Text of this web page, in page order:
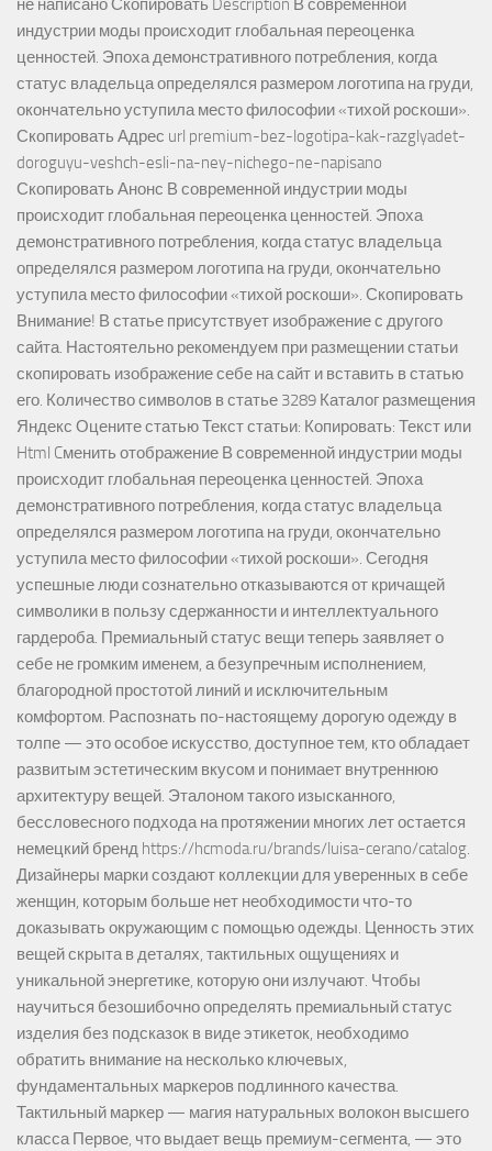
не написано Скопировать Description В современной
индустрии моды происходит глобальная переоценка
ценностей. Эпоха демонстративного потребления, когда
статус владельца определялся размером логотипа на груди,
окончательно уступила место философии «тихой роскоши».
Скопировать Адрес url premium-bez-logotipa-kak-razglyadet-
doroguyu-veshch-esli-na-ney-nichego-ne-napisano
Скопировать Анонс В современной индустрии моды
происходит глобальная переоценка ценностей. Эпоха
демонстративного потребления, когда статус владельца
определялся размером логотипа на груди, окончательно
уступила место философии «тихой роскоши». Скопировать
Внимание! В статье присутствует изображение с другого
сайта. Настоятельно рекомендуем при размещении статьи
скопировать изображение себе на сайт и вставить в статью
его. Количество символов в статье 3289 Каталог размещения
Яндекс Оцените статью Текст статьи: Копировать: Текст или
Html Cменить отображение В современной индустрии моды
происходит глобальная переоценка ценностей. Эпоха
демонстративного потребления, когда статус владельца
определялся размером логотипа на груди, окончательно
уступила место философии «тихой роскоши». Сегодня
успешные люди сознательно отказываются от кричащей
символики в пользу сдержанности и интеллектуального
гардероба. Премиальный статус вещи теперь заявляет о
себе не громким именем, а безупречным исполнением,
благородной простотой линий и исключительным
комфортом. Распознать по-настоящему дорогую одежду в
толпе — это особое искусство, доступное тем, кто обладает
развитым эстетическим вкусом и понимает внутреннюю
архитектуру вещей. Эталоном такого изысканного,
бессловесного подхода на протяжении многих лет остается
немецкий бренд https://hcmoda.ru/brands/luisa-cerano/catalog.
Дизайнеры марки создают коллекции для уверенных в себе
женщин, которым больше нет необходимости что-то
доказывать окружающим с помощью одежды. Ценность этих
вещей скрыта в деталях, тактильных ощущениях и
уникальной энергетике, которую они излучают. Чтобы
научиться безошибочно определять премиальный статус
изделия без подсказок в виде этикеток, необходимо
обратить внимание на несколько ключевых,
фундаментальных маркеров подлинного качества.
Тактильный маркер — магия натуральных волокон высшего
класса Первое, что выдает вещь премиум-сегмента, — это